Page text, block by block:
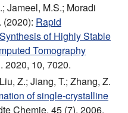
Jameel, M.S.; Moradi
(2020): Rapid
of Highly Stable
Tomography
2020, 10, 7020.
Z.; Jiang, T.; Zhang, Z.
of single-crystalline
Chemie, 45 (7), 2006.